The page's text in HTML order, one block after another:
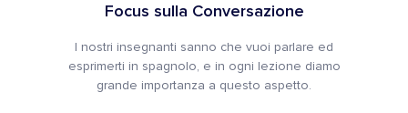
Focus sulla Conversazione
I nostri insegnanti sanno che vuoi parlare ed
esprimerti in spagnolo, e in ogni lezione diamo
grande importanza a questo aspetto.